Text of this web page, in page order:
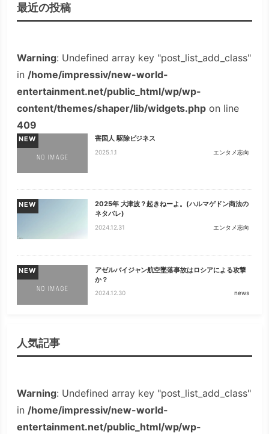
最近の投稿
Warning: Undefined array key "post_list_add_class"
in /home/impressiv/new-world-
entertainment.net/public_html/wp/wp-
content/themes/shaper/lib/widgets.php on line
409
NEW 害国人 駆除ビジネス
2025.1.1 エンタメ志向
NEW
2025年 大津波？起きねーよ。(ハルマゲドン商法の
ネタバレ)
2024.12.31 エンタメ志向
NEW
アゼルバイジャン航空墜落事故はロシアによる攻撃
か？
2024.12.30 news
人気記事
Warning: Undefined array key "post_list_add_class"
in /home/impressiv/new-world-
entertainment.net/public_html/wp/wp-